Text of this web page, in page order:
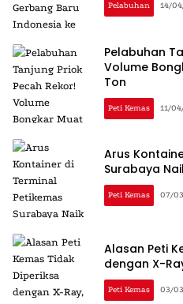
Pelabuhan 14/
Pelabuhan
Volume
Ton
Peti Kemas 11/
Arus
Surabaya
Peti Kemas 07/
Alasan Peti
dengan X-
Peti Kemas 03/